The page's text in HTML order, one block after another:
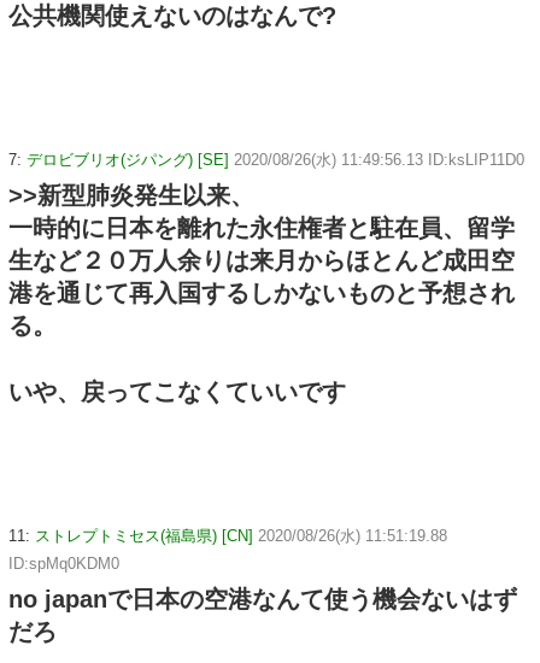
公共機関使えないのはなんで?
7: デロビブリオ(ジパング) [SE] 2020/08/26(水) 11:49:56.13 ID:ksLIP11D0
>>新型肺炎発生以来、
一時的に日本を離れた永住権者と駐在員、留学
生など２０万人余りは来月からほとんど成田空
港を通じて再入国するしかないものと予想され
る。
いや、戻ってこなくていいです
11: ストレプトミセス(福島県) [CN] 2020/08/26(水) 11:51:19.88
ID:spMq0KDM0
no japanで日本の空港なんて使う機会ないはず
だろ